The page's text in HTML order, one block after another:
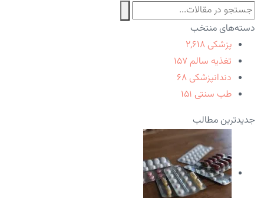
دسته‌های منتخب
پزشکی ۲,۶۱۸
تغذیه سالم ۱۵۷
دندانپزشکی ۶۸
طب سنتی ۱۵۱
جدیدترین مطالب